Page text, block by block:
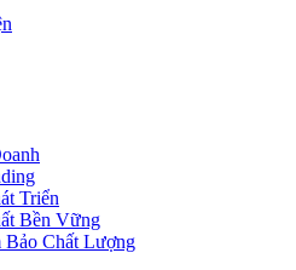
Triển
Bền Vững
Chất Lượng